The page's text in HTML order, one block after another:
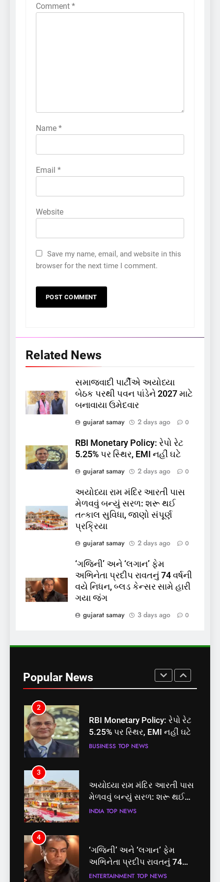
Comment *
Name *
Email *
Website
Save my name, email, and website in this
browser for the next time I comment.
Related News
સમાજવાદી પાર્ટીએ અયોધ્યા
બેઠક પરથી પવન પાંડેને 2027 માટે
બનાવાયા ઉમેદવાર
gujarat samay
2 days ago 0
RBI Monetary Policy: રેપો રેટ
5.25% પર સ્થિર, EMI નહીં ઘટે
gujarat samay
2 days ago 0
અયોધ્યા રામ મંદિર આરતી પાસ
મેળવવું બન્યું સરળ: શરૂ થઈ
તત્કાલ સુવિધા, જાણો સંપૂર્ણ
પ્રક્રિયા
gujarat samay
2 days ago 0
‘ગજિની’ અને ‘લગાન’ ફેમ
અભિનેતા પ્રદીપ રાવતનું 74 વર્ષની
વયે નિધન, બ્લડ કેન્સર સામે હારી
ગયા જંગ
gujarat samay
3 days ago 0
Popular News
કોડીનારના છારા દરિયાકાંઠે પાંચ
કિશોરો ડૂબ્યા, 3નો બચાવ, 2
લાપતા
GUJARAT TOP NEWS
6
પાસપોર્ટ વેરિફિકેશન માટે હવે
પોલીસ સ્ટેશનના ધક્કામાંથી
પ્રક્રિયા બની સરળ
GUJARAT TOP NEWS
7
રાજ્યસભામાં ‘જન્મ અને મૃત્યુ
પાસ, વિપક્ષનો ઉગ્ર હોબાળો
8
શું તમારું મધ કે ઘી ખરેખર શુદ્ધ
છે? FSSAIએ ડાબરના દાવાઓની
પોલ ખોલી, મૂક્યો પ્રતિબંધ
INDIA TOP NEWS
બેઠક પરથી પવન પાંડેને 2027
માટે બનાવાયા ઉમેદવાર
INDIA
2
RBI Monetary Policy: રેપો રેટ
5.25% પર સ્થિર, EMI નહીં ઘટે
BUSINESS TOP NEWS
3
અયોધ્યા રામ મંદિર આરતી પાસ
મેળવવું બન્યું સરળ: શરૂ થઈ
તત્કાલ સુવિધા, જાણો સંપૂર્ણ
INDIA TOP NEWS
4
‘ગજિની’ અને ‘લગાન’ ફેમ
અભિનેતા પ્રદીપ રાવતનું 74
વર્ષની વયે નિધન, બ્લડ કેન્સર
ENTERTAINMENT TOP NEWS